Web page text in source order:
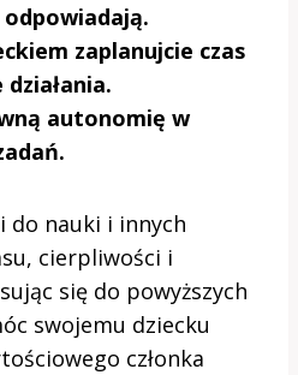
zaplanujcie czas
autonomię w
do nauki i innych
cierpliwości i
się do powyższych
swojemu dziecku
członka